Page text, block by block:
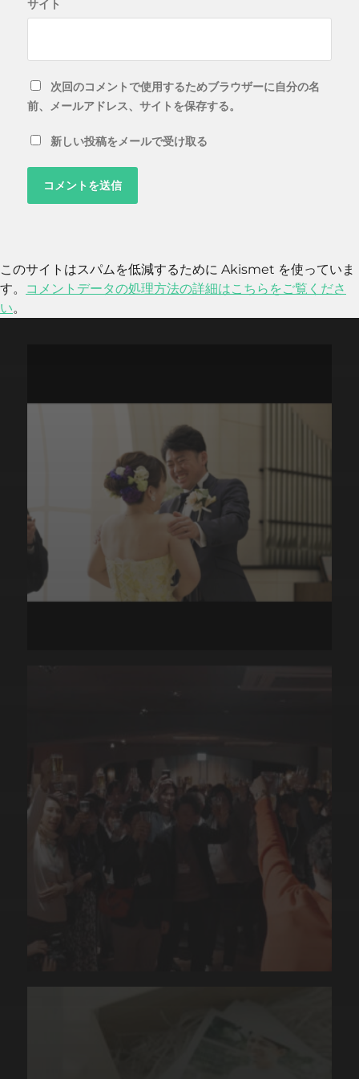
サイト
次回のコメントで使用するためブラウザーに自分の名
前、メールアドレス、サイトを保存する。
新しい投稿をメールで受け取る
このサイトはスパムを低減するために Akismet を使っていま
す。
コメントデータの処理方法の詳細はこちらをご覧くださ
い。